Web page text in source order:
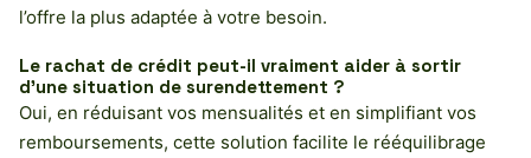
l’offre la plus adaptée à votre besoin.
Le rachat de crédit peut-il vraiment aider à sortir
d’une situation de surendettement ?
Oui, en réduisant vos mensualités et en simplifiant vos
remboursements, cette solution facilite le rééquilibrage